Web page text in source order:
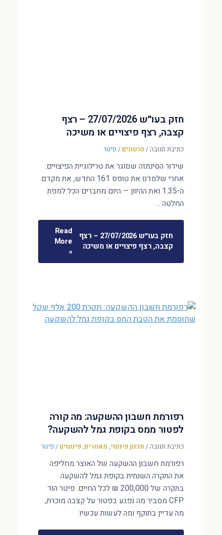
חזק בעו״ש 27/07/2026 – רצף
קצבה, רצף פיצויים או משיכה
כתיבת תגובה/סרטונים / פיטר
שידור הסינתזה שסוגר את טרילוגיית הפיצויים:
אחרי שלמדנו את טופס 161 החדש, את מקדם
ה-1.35 ואת ההיוון — היום מחברים הכל למפת
החלטה …
חזק בעו״ש 27/07/2026 – רצף
קצבה, רצף פיצויים או משיכה
Read
More
»
רפורמת חשבון ההשקעה: מה קורה
לפטור ממס בקופת גמל להשקעה?
כתיבת תגובה/ תכנון פיננסי, מאמרים, פיננסים / פיטר
רפורמת חשבון ההשקעה של האוצר מחליפה
את התקרה השנתית בקופת גמל להשקעה
בתקרה של 200,000 ₪ לכל החיים. פיטר הוד
CFP מסביר מה נפגע בפטור על קצבה מוכרת,
מה עדיין בתוקף ומה לעשות עכשיו.